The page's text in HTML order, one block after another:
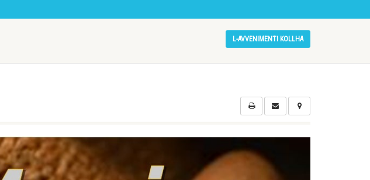
L-AVVENIMENTI KOLLHA